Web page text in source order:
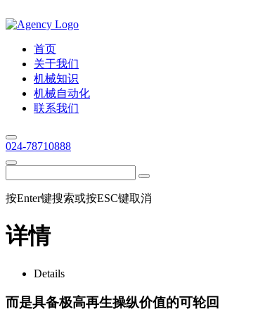
首页
关于我们
机械知识
机械自动化
联系我们
024-78710888
按Enter键搜索或按ESC键取消
详情
Details
而是具备极高再生操纵价值的可轮回